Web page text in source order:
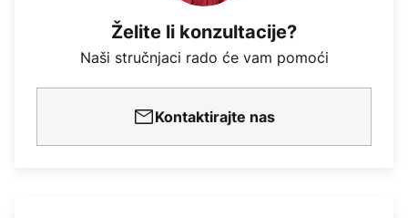
Želite li konzultacije?
Naši stručnjaci rado će vam pomoći
Kontaktirajte nas